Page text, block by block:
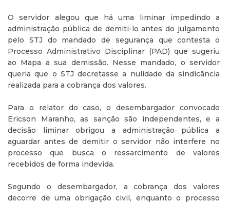
O servidor alegou que há uma liminar impedindo a
administração pública de demiti-lo antes do julgamento
pelo STJ do mandado de segurança que contesta o
Processo Administrativo Disciplinar (PAD) que sugeriu
ao Mapa a sua demissão. Nesse mandado, o servidor
queria que o STJ decretasse a nulidade da sindicância
realizada para a cobrança dos valores.
Para o relator do caso, o desembargador convocado
Ericson Maranho, as sanção são independentes, e a
decisão liminar obrigou a administração pública a
aguardar antes de demitir o servidor não interfere no
processo que busca o ressarcimento de valores
recebidos de forma indevida.
Segundo o desembargador, a cobrança dos valores
decorre de uma obrigação civil, enquanto o processo